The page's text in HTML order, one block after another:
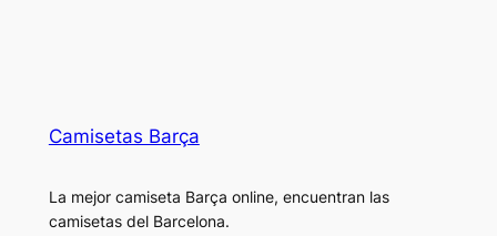
Camisetas Barça
La mejor camiseta Barça online, encuentran las
camisetas del Barcelona.